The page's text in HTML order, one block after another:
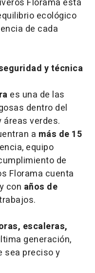
ecológico
de cada
y técnica
es una de las
dentro del
verdes.
a más de 15
equipo
de
Florama cuenta
con años de
escaleras,
generación,
sea preciso y